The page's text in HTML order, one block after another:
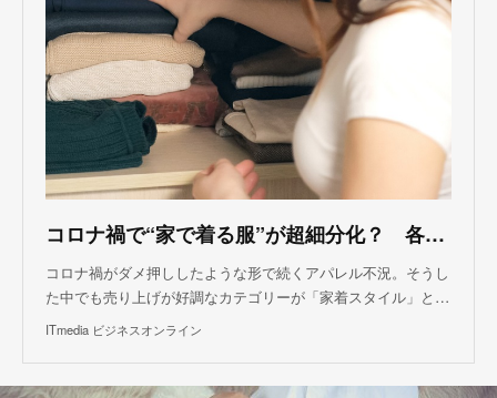
コロナ禍で“家で着る服”が超細分化？ 各社の新ブランドから透ける“苦渋の決断”
コロナ禍がダメ押ししたような形で続くアパレル不況。そうし
た中でも売り上げが好調なカテゴリーが「家着スタイル」と…
ITmedia ビジネスオンライン